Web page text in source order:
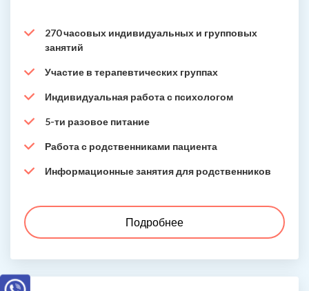
270 часовых индивидуальных и групповых
занятий
Участие в терапевтических группах
Индивидуальная работа с психологом
5-ти разовое питание
Работа с родственниками пациента
Информационные занятия для родственников
Подробнее